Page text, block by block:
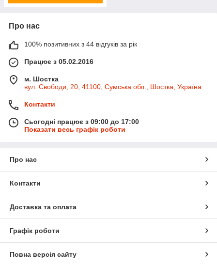
Про нас
100% позитивних з 44 відгуків за рік
Працює з 05.02.2016
м. Шостка
вул. Свободи, 20, 41100, Сумська обл., Шостка, Україна
Контакти
Сьогодні працює з 09:00 до 17:00
Показати весь графік роботи
Про нас
Контакти
Доставка та оплата
Графік роботи
Повна версія сайту